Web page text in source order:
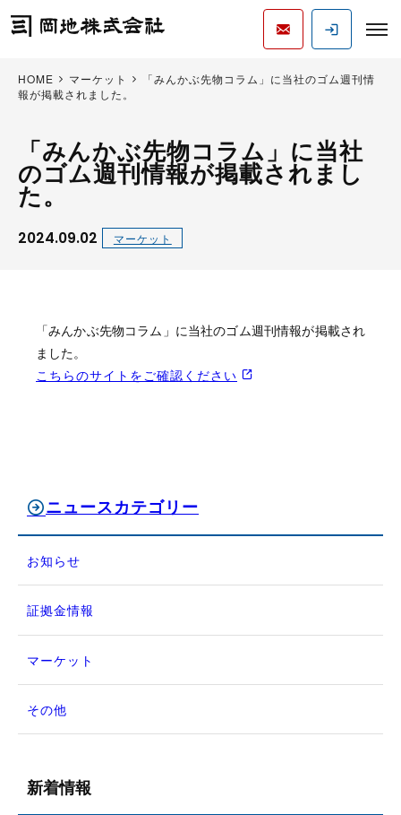
HOME マーケット
「みんかぶ先物コラム」に当社のゴム週刊情
報が掲載されました。
「みんかぶ先物コラム」に当社
のゴム週刊情報が掲載されまし
た。
2024.09.02 マーケット
「みんかぶ先物コラム」に当社のゴム週刊情報が掲載され
ました。
こちらのサイトをご確認ください
ニュースカテゴリー
お知らせ
証拠金情報
マーケット
その他
新着情報